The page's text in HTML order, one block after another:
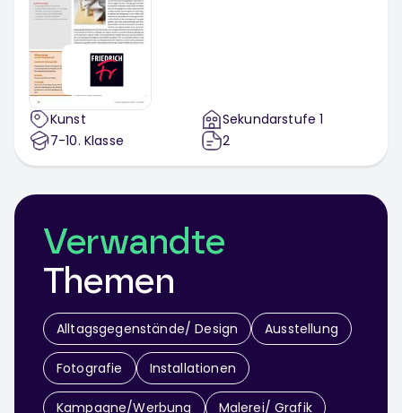
Kunst
7-10. Klasse
Sekundarstufe 1
2
Verwandte
Themen
Alltagsgegenstände/ Design Ausstellung
Fotografie Installationen
Kampagne/Werbung Malerei/ Grafik